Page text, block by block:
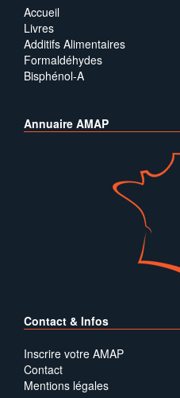
Accueil
Livres
Additifs Alimentaires
Formaldéhydes
Bisphénol-A
Annuaire AMAP
Contact & Infos
Inscrire votre AMAP
Contact
Mentions légales